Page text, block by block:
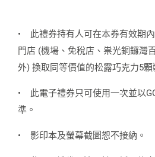
•
此禮券持有人可在本券有效期
門店 (機場、免稅店、祟光銅鑼灣
外) 換取同等價值的松露巧克力5顆
•
此電子禮券只可使用一次並以
準。
• 影印本及螢幕截圖恕不接納。